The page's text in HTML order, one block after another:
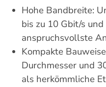
Hohe Bandbreite:
bis zu 10 Gbit/s
anspruchsvollste
Kompakte
Durchmesser und
als herkömmliche